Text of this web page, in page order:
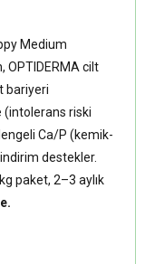
Medium
OPTIDERMA cilt
bariyeri
(intolerans riski
Ca/P (kemik-
destekler.
paket, 2–3 aylık